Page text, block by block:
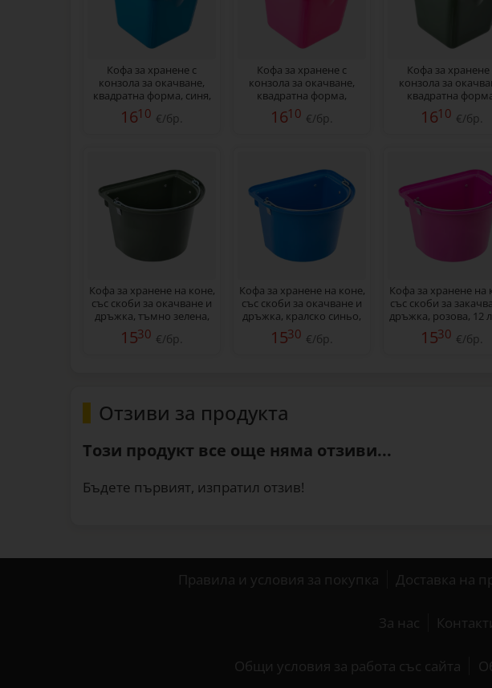
Кофа за хранене с
конзола за окачване,
квадратна форма, синя,
13 литра
1610 €/бр.
Кофа за хранене с
конзола за окачване,
квадратна форма,
розова, 13 литра
1610 €/бр.
Кофа за хранене
конзола за
квадратна
тъмнозелена, 13
1610 €/бр.
Кофа за хранене на коне,
със скоби за окачване и
дръжка, тъмно зелена,
12 литра
1530 €/бр.
Кофа за хранене на коне,
със скоби за окачване и
дръжка, кралско синьо,
12 литра
1530 €/бр.
Кофа за хранене на
със скоби за
дръжка, розова, 12
1530 €/бр.
Отзиви за продукта
Този продукт все още няма отзиви...
Бъдете първият, изпратил отзив!
Правила и условия за покупка Доставка на
За нас
Общи условия за работа със сайта